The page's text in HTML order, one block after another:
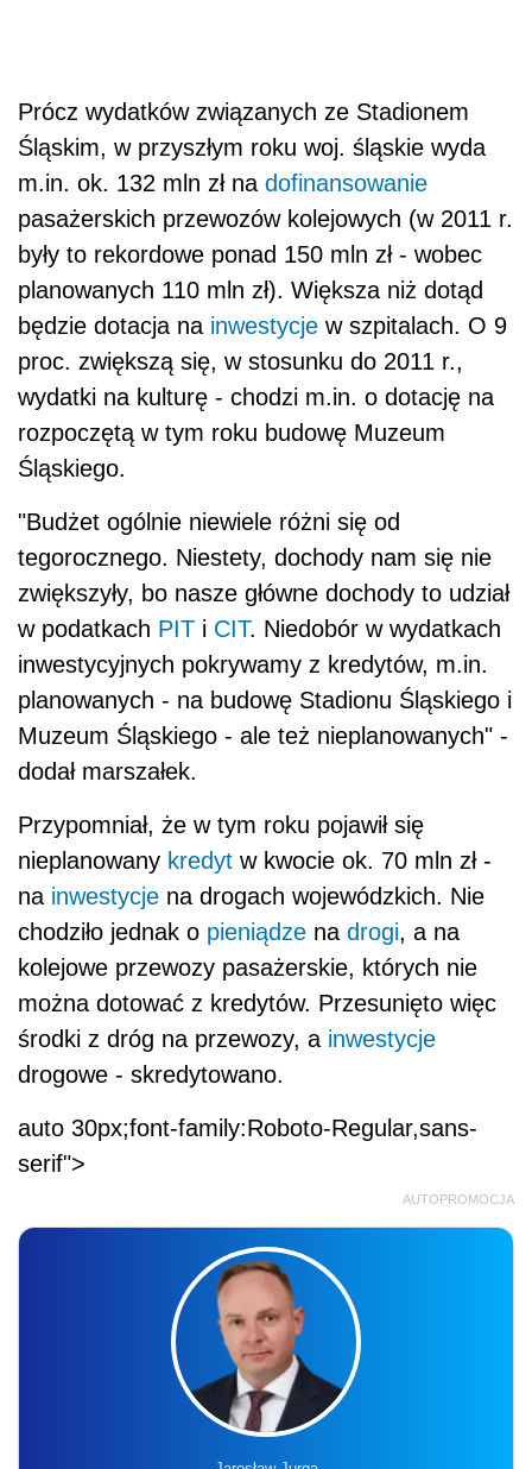
Prócz wydatków związanych ze Stadionem
Śląskim, w przyszłym roku woj. śląskie wyda
m.in. ok. 132 mln zł na dofinansowanie
pasażerskich przewozów kolejowych (w 2011 r.
były to rekordowe ponad 150 mln zł - wobec
planowanych 110 mln zł). Większa niż dotąd
będzie dotacja na inwestycje w szpitalach. O 9
proc. zwiększą się, w stosunku do 2011 r.,
wydatki na kulturę - chodzi m.in. o dotację na
rozpoczętą w tym roku budowę Muzeum
Śląskiego.
"Budżet ogólnie niewiele różni się od
tegorocznego. Niestety, dochody nam się nie
zwiększyły, bo nasze główne dochody to udział
w podatkach PIT i CIT. Niedobór w wydatkach
inwestycyjnych pokrywamy z kredytów, m.in.
planowanych - na budowę Stadionu Śląskiego i
Muzeum Śląskiego - ale też nieplanowanych" -
dodał marszałek.
Przypomniał, że w tym roku pojawił się
nieplanowany kredyt w kwocie ok. 70 mln zł -
na inwestycje na drogach wojewódzkich. Nie
chodziło jednak o pieniądze na drogi, a na
kolejowe przewozy pasażerskie, których nie
można dotować z kredytów. Przesunięto więc
środki z dróg na przewozy, a inwestycje
drogowe - skredytowano.
auto 30px;font-family:Roboto-Regular,sans-
serif">
AUTOPROMOCJA